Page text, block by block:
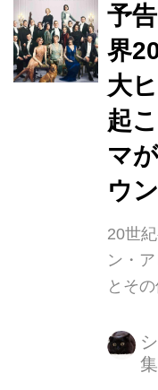
トン
(金)、
ード
NO.1
Mojo
た、
フ&
な屋
予告
界
大
起
マ
ウ
20世
ン・
とそ
年9月
ロー